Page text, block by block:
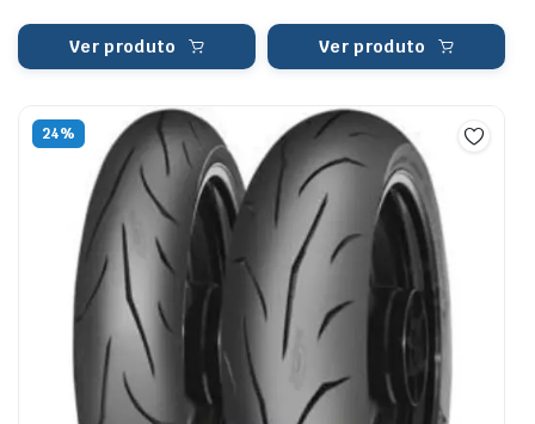
Ver produto Ver produto
24%